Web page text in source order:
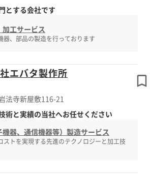
とする会社です
工サービス
器、部品の製造を行っております
エバタ製作所
法寺新屋敷116-21
術と実績の当社へお任せください
機器、通信機器等）製造サービス
ストを実現する先進のテクノロジーと加工技